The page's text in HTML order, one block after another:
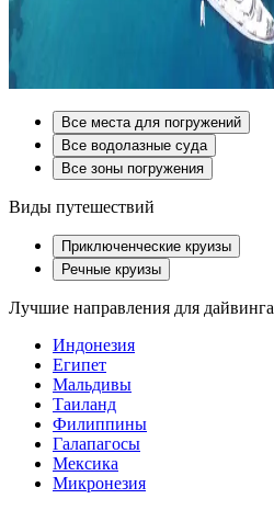
Все места для погружений
Все водолазные суда
Все зоны погружения
Виды путешествий
Приключенческие круизы
Речные круизы
Лучшие направления для дайвинга
Индонезия
Египет
Мальдивы
Таиланд
Филиппины
Галапагосы
Мексика
Микронезия